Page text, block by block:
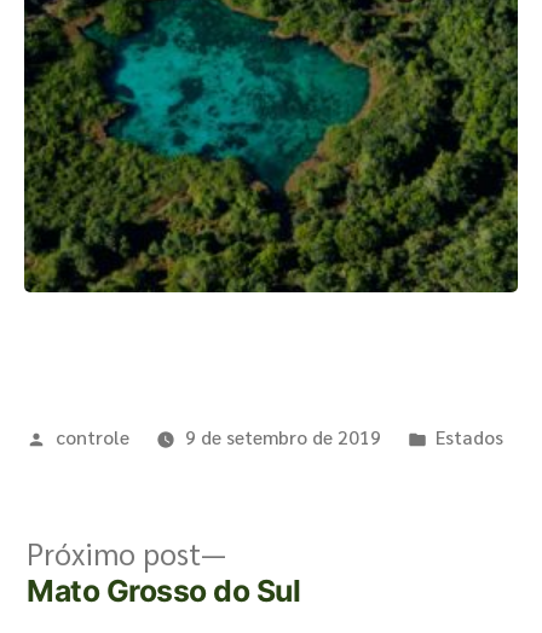
controle 9 de setembro de 2019 Estados
Próximo post
Mato Grosso do Sul